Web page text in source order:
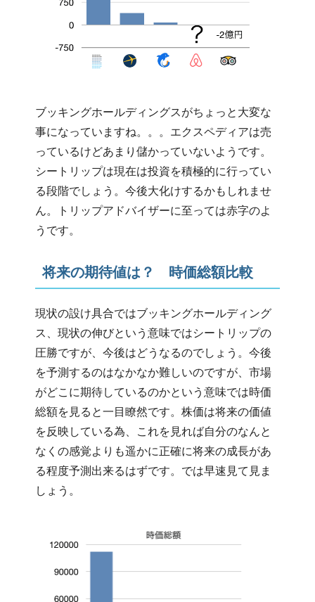
ブッキングホールディングスがちょっと大変な
事になっていますね。。。エクスペディアは売
っているけどあまり儲かっていないようです。
シートリップは現在は投資を積極的に行ってい
る段階でしょう。今後大化けするかもしれませ
ん。トリップアドバイザーに至っては赤字のよ
うです。
将来の期待値は？ 時価総額比較
現状の設け具合ではブッキングホールディング
ス、現状の伸びという意味ではシートリップの
圧勝ですが、今後はどうなるのでしょう。今後
を予測するのはなかなか難しいのですが、市場
がどこに期待しているのかという意味では時価
総額を見ると一目瞭然です。株価は将来の価値
を反映している為、これを見れば自分のなんと
なくの感覚よりも遥かに正確に将来の成長があ
る程度予測出来るはずです。では早速見て見ま
しょう。